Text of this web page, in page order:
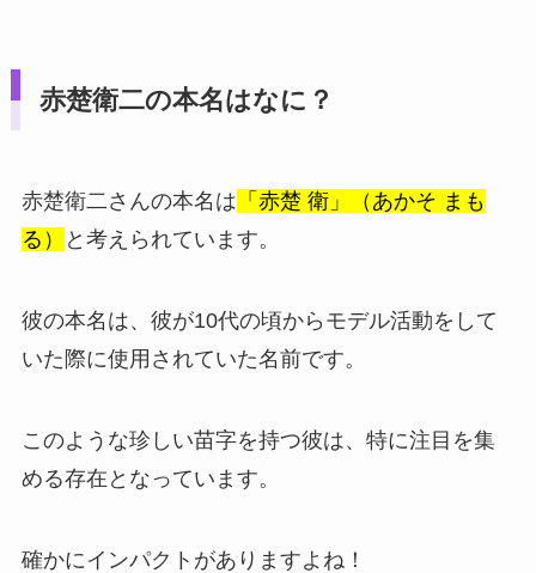
赤楚衛二の本名はなに？
赤楚衛二さんの本名は 「赤楚 衛」（あかそ まも
る）
と考えられています。
彼の本名は、彼が10代の頃からモデル活動をして
いた際に使用されていた名前です。
このような珍しい苗字を持つ彼は、特に注目を集
める存在となっています。
確かにインパクトがありますよね！